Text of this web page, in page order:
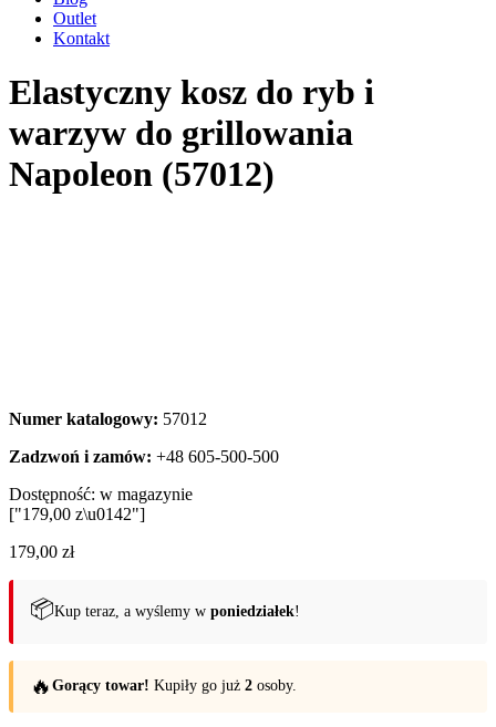
Outlet
Kontakt
Elastyczny kosz do ryb i
warzyw do grillowania
Napoleon (57012)
Numer katalogowy: 57012
Zadzwoń i zamów: +48 605-500-500
Dostępność: w magazynie
["179,00 z\u0142"]
179,00 zł
📦Kup teraz, a wyślemy w poniedziałek!
🔥 Gorący towar! Kupiły go już 2 osoby.